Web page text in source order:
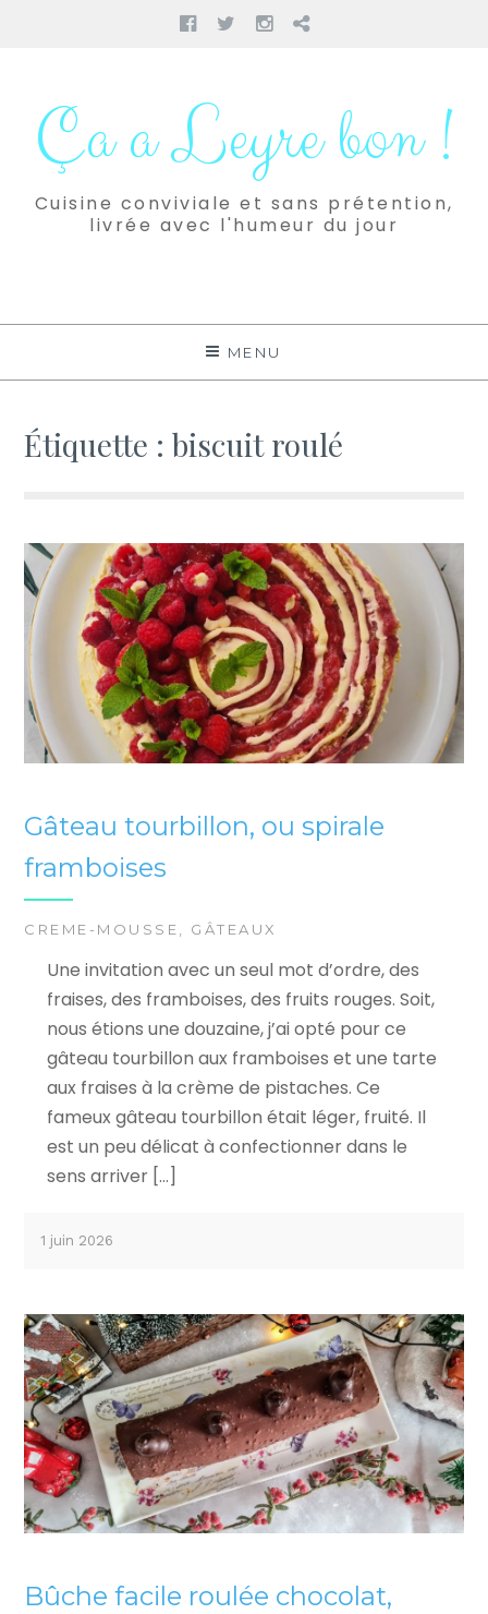
Facebook
TwitterInstagram
Pinterest
contenuÇa a Leyre bon !
Cuisine conviviale et sans prétention,
livrée avec l'humeur du jour
MENU
Étiquette :biscuit roulé
Gâteau tourbillon, ou spirale
framboises
CREME-MOUSSE, GÂTEAUX
Une invitation avec un seul mot d’ordre, des
fraises, des framboises, des fruits rouges. Soit,
nous étions une douzaine, j’ai opté pour ce
gâteau tourbillon aux framboises et une tarte
aux fraises à la crème de pistaches. Ce
fameux gâteau tourbillon était léger, fruité. Il
est un peu délicat à confectionner dans le
sens arriver […]
1 juin 2026
Bûche facile roulée chocolat,